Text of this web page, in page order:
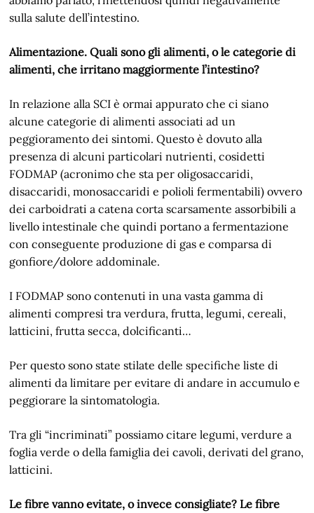
sulla salute dell’intestino.
Alimentazione. Quali sono gli alimenti, o le categorie di
alimenti, che irritano maggiormente l’intestino?
In relazione alla SCI è ormai appurato che ci siano
alcune categorie di alimenti associati ad un
peggioramento dei sintomi. Questo è dovuto alla
presenza di alcuni particolari nutrienti, cosidetti
FODMAP (acronimo che sta per oligosaccaridi,
disaccaridi, monosaccaridi e polioli fermentabili) ovvero
dei carboidrati a catena corta scarsamente assorbibili a
livello intestinale che quindi portano a fermentazione
con conseguente produzione di gas e comparsa di
gonfiore/dolore addominale.
I FODMAP sono contenuti in una vasta gamma di
alimenti compresi tra verdura, frutta, legumi, cereali,
latticini, frutta secca, dolcificanti…
Per questo sono state stilate delle specifiche liste di
alimenti da limitare per evitare di andare in accumulo e
peggiorare la sintomatologia.
Tra gli “incriminati” possiamo citare legumi, verdure a
foglia verde o della famiglia dei cavoli, derivati del grano,
latticini.
Le fibre vanno evitate, o invece consigliate? Le fibre